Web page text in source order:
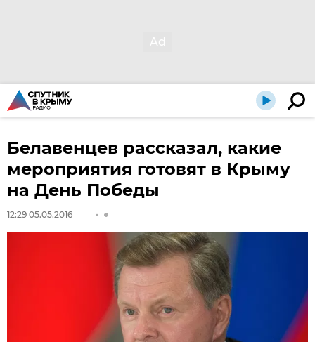
Белавенцев рассказал, какие
мероприятия готовят в Крыму
на День Победы
12:29 05.05.2016